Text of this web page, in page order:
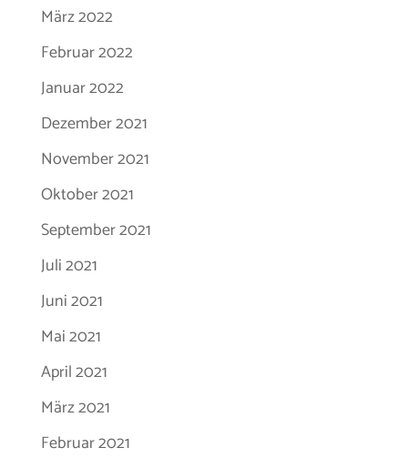
März 2022
Februar 2022
Januar 2022
Dezember 2021
November 2021
Oktober 2021
September 2021
Juli 2021
Juni 2021
Mai 2021
April 2021
März 2021
Februar 2021